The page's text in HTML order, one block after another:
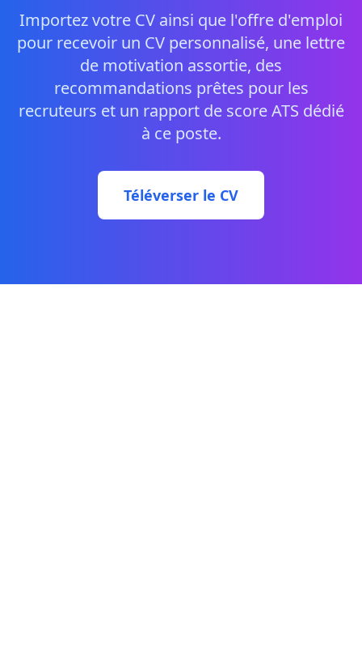
Importez votre CV ainsi que l'offre d'emploi
pour recevoir un CV personnalisé, une lettre
de motivation assortie, des
recommandations prêtes pour les
recruteurs et un rapport de score ATS dédié
à ce poste.
Téléverser le CV